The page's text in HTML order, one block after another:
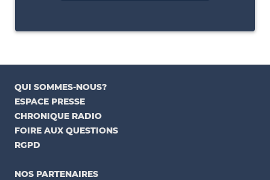
QUI SOMMES-NOUS?
ESPACE PRESSE
CHRONIQUE RADIO
FOIRE AUX QUESTIONS
RGPD
NOS PARTENAIRES